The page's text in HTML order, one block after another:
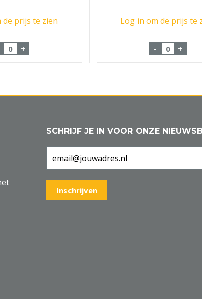
de prijs te zien
Fristi GST 30x20cl Pak aantal
+
Log in om de prijs te
- Lamme
+
SCHRIJF JE IN VOOR ONZE